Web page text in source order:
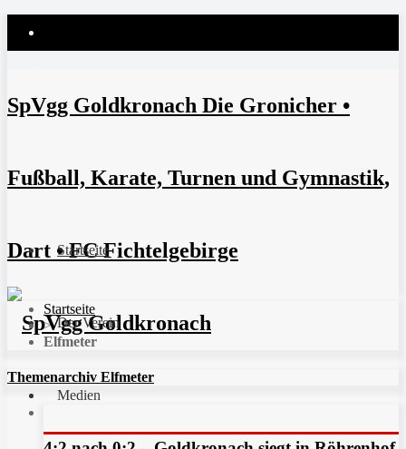
SpVgg Goldkronach Die Gronicher •
Fußball, Karate, Turnen und Gymnastik,
Dart • FC Fichtelgebirge
Startseite
Der Verein
Medien
Startseite
>
Elfmeter
Themenarchiv Elfmeter